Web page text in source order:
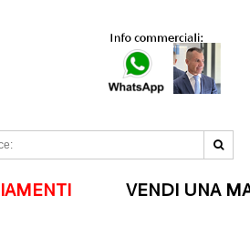
VENDI UNA